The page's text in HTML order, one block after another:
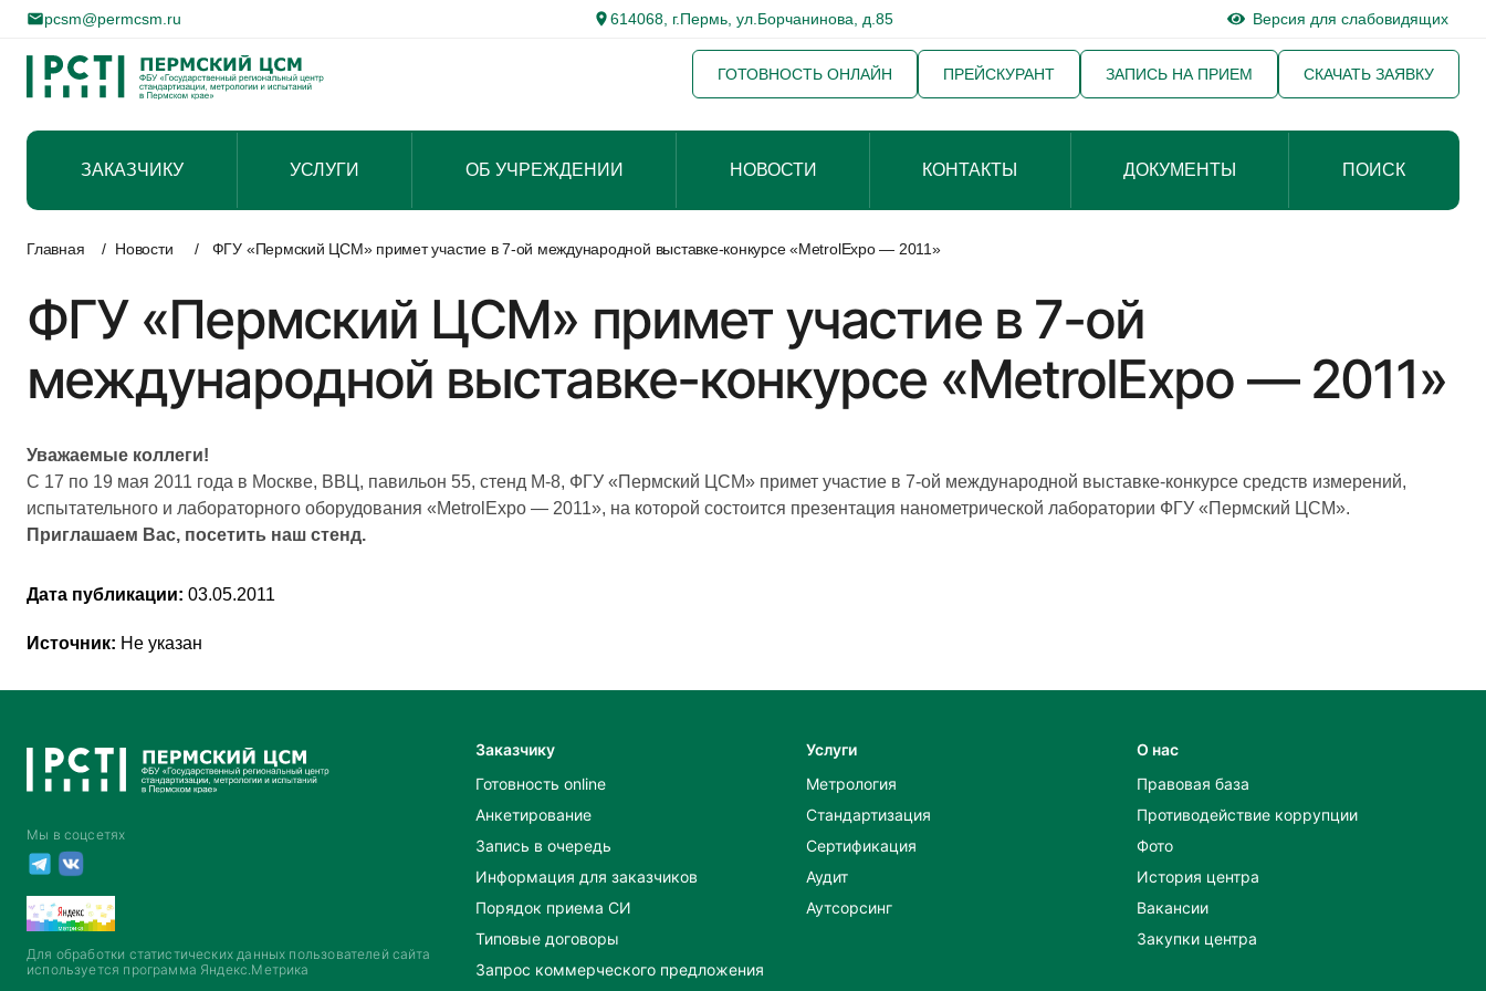
pcsm@permcsm.ru 614068, г.Пермь, ул.Борчанинова, д.85 Версия для слабовидящих
ГОТОВНОСТЬ ОНЛАЙН ПРЕЙСКУРАНТ ЗАПИСЬ НА ПРИЕМ СКАЧАТЬ ЗАЯВКУ
ЗАКАЗЧИКУ УСЛУГИ ОБ УЧРЕЖДЕНИИ НОВОСТИ КОНТАКТЫ ДОКУМЕНТЫ ПОИСК
Главная / Новости / ФГУ «Пермский ЦСМ» примет участие в 7-ой международной выставке-конкурсе «MetrolExpo — 2011»
ФГУ «Пермский ЦСМ» примет участие в 7-ой
международной выставке-конкурсе «MetrolExpo — 2011»
Уважаемые коллеги!
С 17 по 19 мая 2011 года в Москве, ВВЦ, павильон 55, стенд М-8, ФГУ «Пермский ЦСМ» примет участие в 7-ой международной выставке-конкурсе средств измерений,
испытательного и лабораторного оборудования «MetrolExpo — 2011», на которой состоится презентация нанометрической лаборатории ФГУ «Пермский ЦСМ».
Приглашаем Вас, посетить наш стенд.
Дата публикации: 03.05.2011
Источник: Не указан
Мы в соцсетях
Для обработки статистических данных пользователей сайта
используется программа Яндекс.Метрика
Заказчику
Готовность online
Анкетирование
Запись в очередь
Информация для заказчиков
Порядок приема СИ
Типовые договоры
Запрос коммерческого предложения
Услуги
Метрология
Стандартизация
Сертификация
Аудит
Аутсорсинг
О нас
Правовая база
Противодействие коррупции
Фото
История центра
Вакансии
Закупки центра